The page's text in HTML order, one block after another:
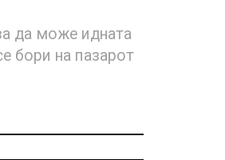
да може идната
бори на пазарот